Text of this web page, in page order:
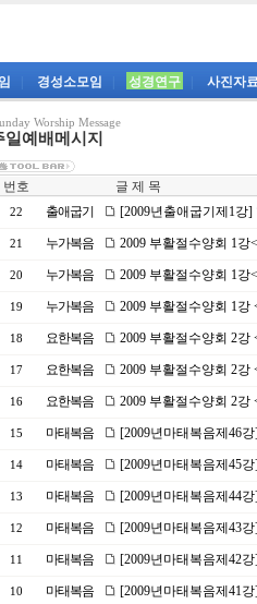
경성소모임 성경연구 사진자
Worship Message
일예배메시지
번호 글 제 목
22 출애굽기 [2009년출애굽기제1강
21 누가복음 2009 부활절수양회 1
20 누가복음 2009 부활절수양회 1
19 누가복음 2009 부활절수양회 1
18 요한복음 2009 부활절수양회 2
17 요한복음 2009 부활절수양회 2
16 요한복음 2009 부활절수양회 2
15 마태복음 [2009년마태복음제46
14 마태복음 [2009년마태복음제45
13 마태복음 [2009년마태복음제44
12 마태복음 [2009년마태복음제43
11 마태복음 [2009년마태복음제42
10 마태복음 [2009년마태복음제41